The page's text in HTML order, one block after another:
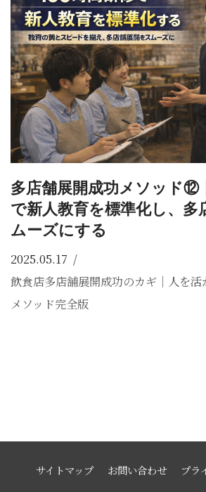
多店舗展開成功メソッド⑫
で新人教育を標準化し、多
ムーズにする
2025.05.17
飲食店多店舗展開成功のカギ｜人を
メソッド完全版
サイトマップ お問い合わせ プラ